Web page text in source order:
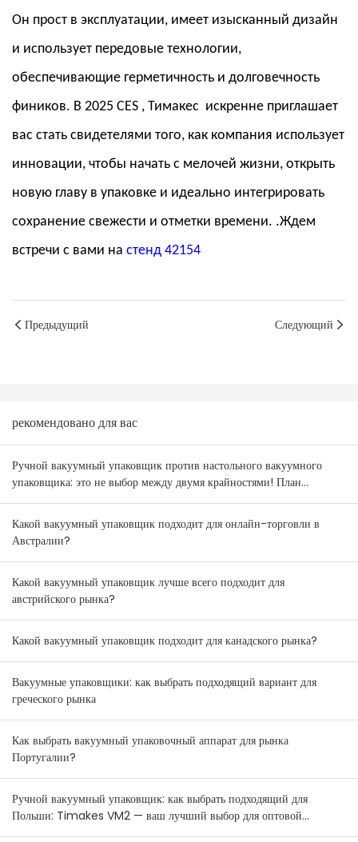
Он прост в эксплуатации, имеет изысканный дизайн
и использует передовые технологии,
обеспечивающие герметичность и долговечность
фиников. В 2025 CES , Тимакес искренне приглашает
вас стать свидетелями того, как компания использует
инновации, чтобы начать с мелочей жизни, открыть
новую главу в упаковке и идеально интегрировать
сохранение свежести и отметки времени. .Ждем
встречи с вами на стенд 42154
Предыдущий Следующий
рекомендовано для вас
Ручной вакуумный упаковщик против настольного вакуумного
упаковщика: это не выбор между двумя крайностями! План
комбинирования товаров для оптовиков Австралии и Новой
Зеландии.
Какой вакуумный упаковщик подходит для онлайн-торговли в
Австралии?
Какой вакуумный упаковщик лучше всего подходит для
австрийского рынка?
Какой вакуумный упаковщик подходит для канадского рынка?
Вакуумные упаковщики: как выбрать подходящий вариант для
греческого рынка
Как выбрать вакуумный упаковочный аппарат для рынка
Португалии?
Ручной вакуумный упаковщик: как выбрать подходящий для
Польши: Timakes VM2 — ваш лучший выбор для оптовой
продажи.